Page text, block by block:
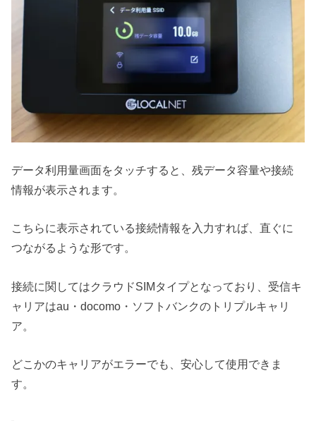
データ利用量画面をタッチすると、残データ容量や接続
情報が表示されます。
こちらに表示されている接続情報を入力すれば、直ぐに
つながるような形です。
接続に関してはクラウドSIMタイプとなっており、受信キ
ャリアはau・docomo・ソフトバンクのトリプルキャリ
ア。
どこかのキャリアがエラーでも、安心して使用できま
す。